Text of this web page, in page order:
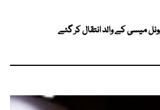
میسی کے والد انتقال کر گئے